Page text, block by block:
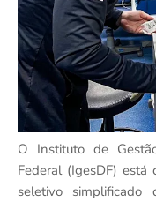
O Instituto de
Federal (IgesDF) está
seletivo simplificado